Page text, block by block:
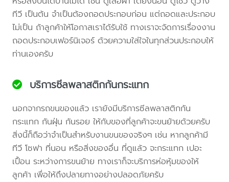
ทีวี เป็นต้น จำเป็นต้องถอดประกอบก่อน แต่ถอดและประกอบ
ไม่เป็น ถ้าลูกค้าให้โอกาสเราได้รับใช้ ทางเราจะจัดการเรื่องงาน
ถอดประกอบเฟอร์นิเจอร์ ด้วยความใส่ใจในทุกส่วนประกอบให้
ท่านเองครับ
บริการซีลพลาสติกกันกระแทก
นอกจากรถขนของแล้ว เรายังมีบริการซีลพลาสติกกัน
กระแทก กันฝุ่น กันรอย ให้กับของที่ลูกค้าจะขนย้ายด้วยครับ
สิ่งนี้ก็ถือว่าจำเป็นสำหรับงานขนของจริงๆ เช่น หากลูกค้ามี
ทีวี โซฟา ที่นอน หรือสิ่งของอื่น ที่ดูแล้ว จะกระแทก เปอะ
เปื้อน ระหว่างการขนย้าย ทางเราก็จะบริการห่อหุ้มของให้
ลูกค้า เพื่อให้ถึงปลายทางอย่างปลอดภัยครับ